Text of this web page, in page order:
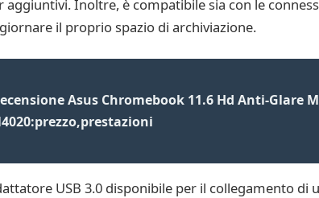
Inoltre, è compatibile sia con le
il proprio spazio di archiviazione.
Asus Chromebook 11.6 Hd Anti-Glare
USB 3.0 disponibile per il collegamento di